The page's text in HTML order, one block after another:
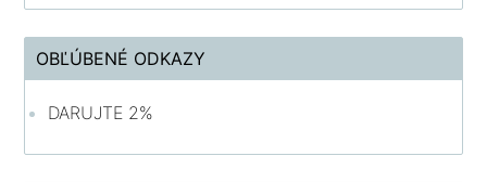
OBĽÚBENÉ ODKAZY
DARUJTE 2%